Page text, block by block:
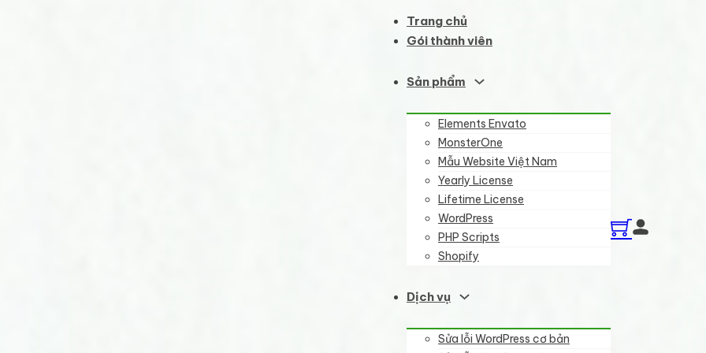
Trang chủ
Gói thành viên
Sản phẩm
Elements Envato
MonsterOne
Mẫu Website Việt Nam
Yearly License
Lifetime License
WordPress
PHP Scripts
Shopify
Dịch vụ
Sửa lỗi WordPress cơ bản